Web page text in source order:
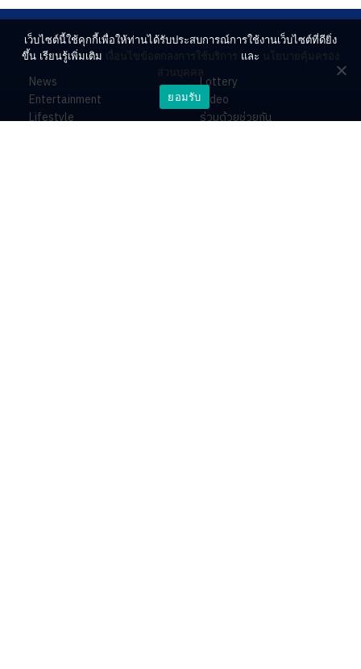
News
Entertainment
Lifestyle
Lottery
Video
ร่วมด้วยช่วยกัน
เว็บไซต์นี้ใช้คุกกี้เพื่อให้ท่านได้รับประสบการณ์การใช้งานเว็บไซต์ที่ดียิ่ง
ขึ้น เรียนรู้เพิ่มเติม เงื่อนไขข้อตกลงการใช้บริการ และ นโยบายคุ้มครอง
ส่วนบุคคล
ยอมรับ